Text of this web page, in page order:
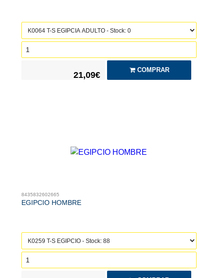
21,09€
COMPRAR
8435832602665
EGIPCIO HOMBRE